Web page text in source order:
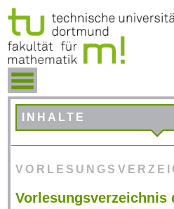
INHALTE
Vorlesungsverzeichnis